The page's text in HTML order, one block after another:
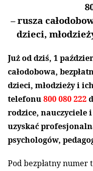
– rusza
dzieci,
Już od dziś, 1
całodobowa,
dzieci, młodzieży i
telefonu800 080 222
rodzice, nauczyciele
uzyskać
psychologów,
Pod bezpłatny numer